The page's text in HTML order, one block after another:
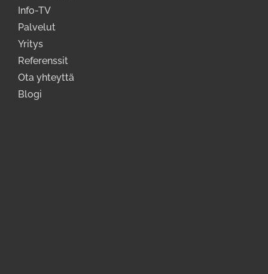
Info-TV
Palvelut
Yritys
Referenssit
Ota yhteyttä
Blogi